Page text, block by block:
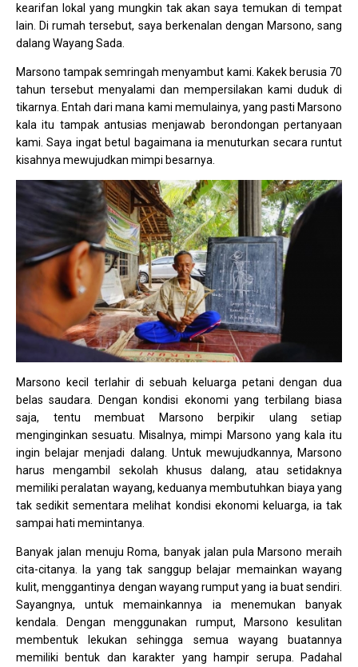
kearifan lokal yang mungkin tak akan saya temukan di tempat
lain. Di rumah tersebut, saya berkenalan dengan Marsono, sang
dalang Wayang Sada.
Marsono tampak semringah menyambut kami. Kakek berusia 70
tahun tersebut menyalami dan mempersilakan kami duduk di
tikarnya. Entah dari mana kami memulainya, yang pasti Marsono
kala itu tampak antusias menjawab berondongan pertanyaan
kami. Saya ingat betul bagaimana ia menuturkan secara runtut
kisahnya mewujudkan mimpi besarnya.
Marsono kecil terlahir di sebuah keluarga petani dengan dua
belas saudara. Dengan kondisi ekonomi yang terbilang biasa
saja, tentu membuat Marsono berpikir ulang setiap
menginginkan sesuatu. Misalnya, mimpi Marsono yang kala itu
ingin belajar menjadi dalang. Untuk mewujudkannya, Marsono
harus mengambil sekolah khusus dalang, atau setidaknya
memiliki peralatan wayang, keduanya membutuhkan biaya yang
tak sedikit sementara melihat kondisi ekonomi keluarga, ia tak
sampai hati memintanya.
Banyak jalan menuju Roma, banyak jalan pula Marsono meraih
cita-citanya. Ia yang tak sanggup belajar memainkan wayang
kulit, menggantinya dengan wayang rumput yang ia buat sendiri.
Sayangnya, untuk memainkannya ia menemukan banyak
kendala. Dengan menggunakan rumput, Marsono kesulitan
membentuk lekukan sehingga semua wayang buatannya
memiliki bentuk dan karakter yang hampir serupa. Padahal